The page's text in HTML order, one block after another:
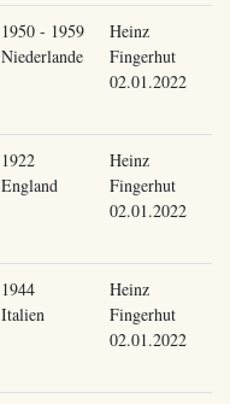
1950 - 1959
Niederlande
Heinz
Fingerhut
02.01.2022
1922
England
Heinz
Fingerhut
02.01.2022
1944
Italien
Heinz
Fingerhut
02.01.2022